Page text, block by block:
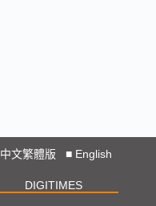
中文繁體版 ■ English
DIGITIMES